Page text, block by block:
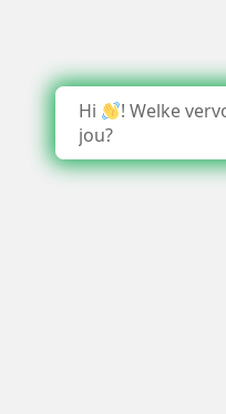
Hi
! Welke
jou?